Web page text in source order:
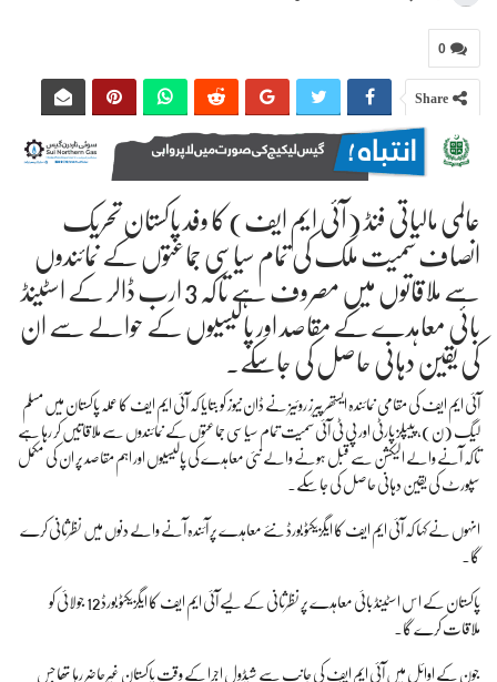
0
Share
عالمی مالیاتی فنڈ (آئی ایم ایف) کا وفد پاکستان تحریک
انصاف سمیت ملک کی تمام سیاسی جماعتوں کے نمائندوں
سے ملاقاتوں میں مصروف ہے تاکہ 3 ارب ڈالر کے اسٹینڈ
بائی معاہدے کے مقاصد اور پالیسیوں کے حوالے سے ان
کی یقین دہانی حاصل کی جاسکے۔
آئی ایم ایف کی مقامی نمائندہ ایستھر پیرز روئیز نے ڈان نیوز کو بتایا کہ آئی ایم ایف کا عملہ پاکستان میں مسلم
لیگ (ن)، پیپلز پارٹی اور پی ٹی آئی سمیت تمام سیاسی جماعتوں کے نمائندوں سے ملاقاتیں کر رہا ہے
تاکہ آنے والے الیکشن سے قبل ہونے والے نئی معاہدے کی پالیسیوں اور اہم مقاصد پر ان کی مکمل
سپورٹ کی یقین دہانی حاصل کی جا سکے۔
انہوں نے کہا کہ آئی ایم ایف کا ایگزیکٹو بورڈ نئے معاہدے پر آئندہ آنے والے دنوں میں نظرثانی کرے
گا۔
پاکستان کے اس اسٹینڈ بائی معاہدے پر نظرثانی کے لیے آئی ایم ایف کا ایگزیکٹو بورڈ 12 جولائی کو
ملاقات کرے گا۔
جون کے اوائل میں آئی ایم ایف کی جانب سے شیڈول اجرا کے وقت پاکستان غیرحاضر رہا تھا جس